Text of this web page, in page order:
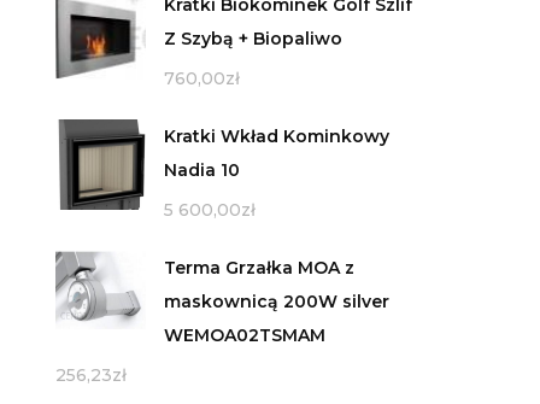
Kratki Biokominek Golf Szlif
Z Szybą + Biopaliwo
760,00zł
Kratki Wkład Kominkowy
Nadia 10
5 600,00zł
Terma Grzałka MOA z
maskownicą 200W silver
WEMOA02TSMAM
256,23zł